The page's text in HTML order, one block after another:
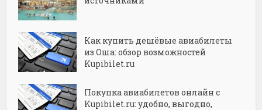
Как купить дешёвые авиабилеты
из Оша: обзор возможностей
Kupibilet.ru
Покупка авиабилетов онлайн с
Kupibilet.ru: удобно, выгодно,